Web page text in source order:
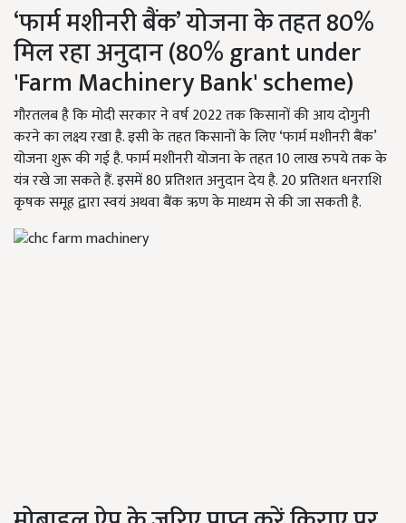
‘फार्म मशीनरी बैंक’ योजना के तहत 80%
मिल रहा अनुदान (80% grant under
'Farm Machinery Bank' scheme)
गौरतलब है कि मोदी सरकार ने वर्ष 2022 तक किसानों की आय दोगुनी
करने का लक्ष्य रखा है. इसी के तहत किसानों के लिए ‘फार्म मशीनरी बैंक’
योजना शुरू की गई है. फार्म मशीनरी योजना के तहत 10 लाख रुपये तक के
यंत्र रखे जा सकते हैं. इसमें 80 प्रतिशत अनुदान देय है. 20 प्रतिशत धनराशि
कृषक समूह द्वारा स्वयं अथवा बैंक ऋण के माध्यम से की जा सकती है.